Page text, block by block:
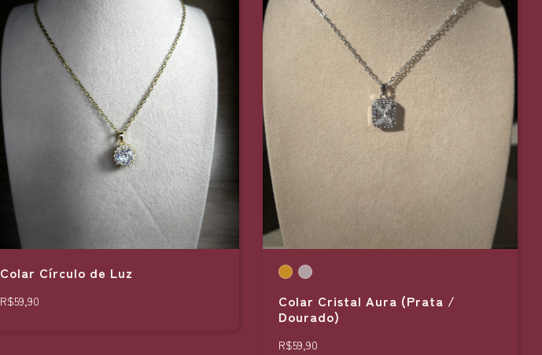
Colar Círculo de Luz
R$59,90
Colar Cristal Aura (Prata /
Dourado)
R$59,90